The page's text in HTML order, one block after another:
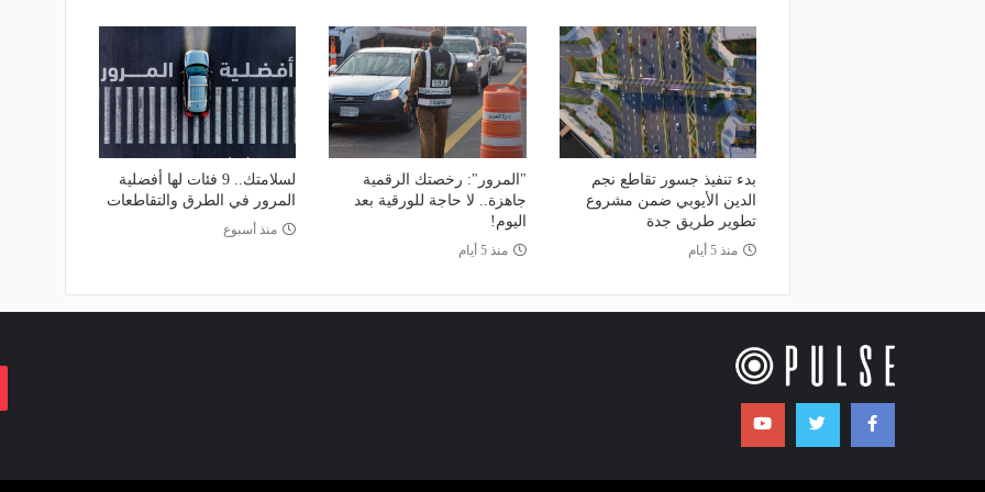
بدء تنفيذ جسور تقاطع نجم
الدين الأيوبي ضمن مشروع
تطوير طريق جدة
منذ 5 أيام
"المرور": رخصتك الرقمية
جاهزة.. لا حاجة للورقية بعد
اليوم!
منذ 5 أيام
لسلامتك.. 9 فئات لها أفضلية
المرور في الطرق والتقاطعات
منذ أسبوع